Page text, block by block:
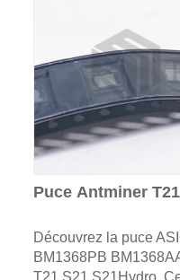
Puce Antminer
Découvrez la puce
BM1368PB
T21 S21 S21Hydro.